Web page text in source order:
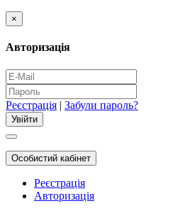
×
Авторизація
Реєстрація | Забули пароль?
Особистий кабінет
Реєстрація
Авторизація